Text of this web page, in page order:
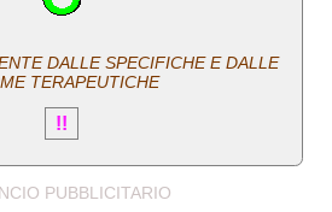
DALLE SPECIFICHE E DALLE
TERAPEUTICHE
!!
PUBBLICITARIO